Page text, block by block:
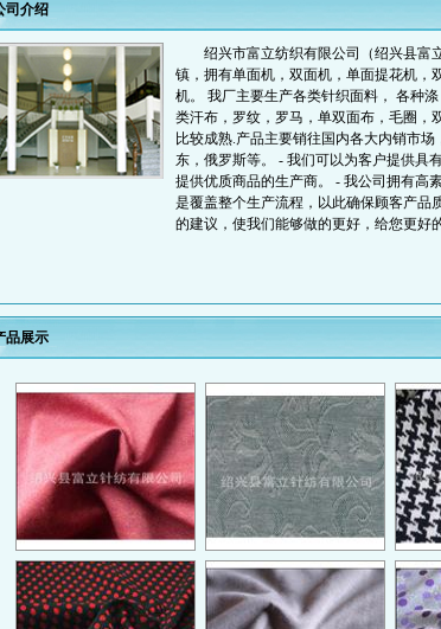
司介绍
绍兴市富立纺织有限公司（绍兴县富
镇，拥有单面机，双面机，单面提花机，
机。 我厂主要生产各类针织面料， 各种
类汗布，罗纹，罗马，单双面布，毛圈，
比较成熟.产品主要销往国内各大内销市
东，俄罗斯等。 - 我们可以为客户提供具
提供优质商品的生产商。 - 我公司拥有高
是覆盖整个生产流程，以此确保顾客产品
的建议，使我们能够做的更好，给您更好
品展示